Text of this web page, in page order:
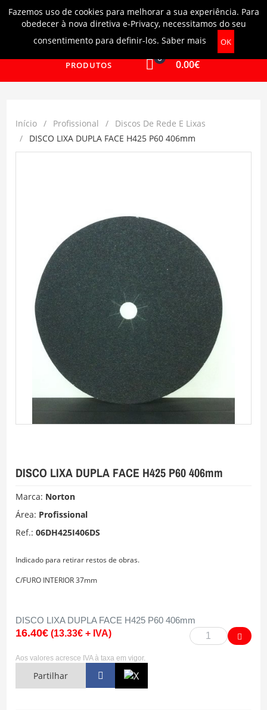
Fazemos uso de cookies para melhorar a sua experiência. Para
obedecer à nova diretiva e-Privacy, necessitamos do seu
consentimento para definir-los. Saber mais OK
Login| Ajuda
PRODUTOS
0
0.00€
Início Profissional
Discos De Rede E Lixas
DISCO LIXA DUPLA FACE H425 P60 406mm
DISCO LIXA DUPLA FACE H425 P60 406mm
Marca: Norton
Área: Profissional
Ref.:06DH425I406DS
Indicado para retirar restos de obras.
C/FURO INTERIOR 37mm
DISCO LIXA DUPLA FACE H425 P60 406mm
16.40€ (13.33€ + IVA)
Aos valores acresce IVA à taxa em vigor.
Partilhar